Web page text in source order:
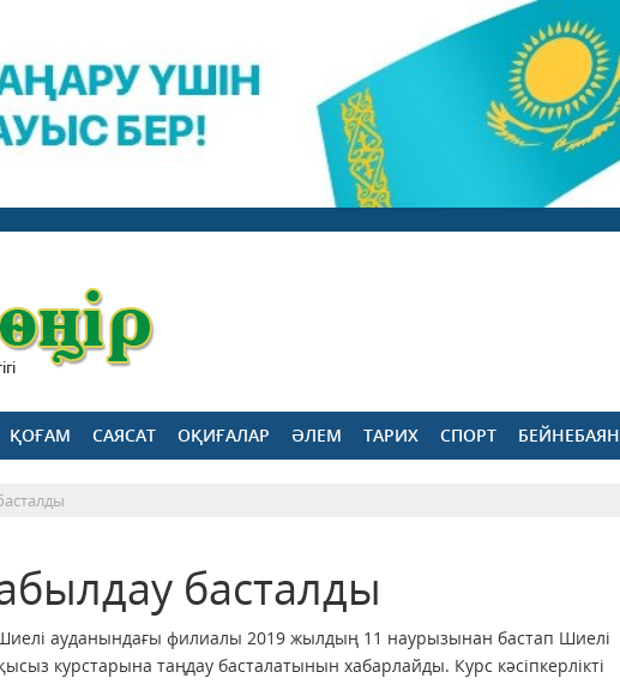
ҚОҒАМ САЯСАТ ОҚИҒАЛАР ӘЛЕМ ТАРИХ СПОРТ БЕЙНЕБАЯН
басталды
ауданындағы филиалы 2019 жылдың 11 наурызынан бастап Шиелі
курстарына таңдау басталатынын хабарлайды. Курс кәсіпкерлікті